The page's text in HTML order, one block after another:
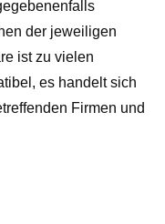
der jeweiligen
ist zu vielen
es handelt sich
Firmen und